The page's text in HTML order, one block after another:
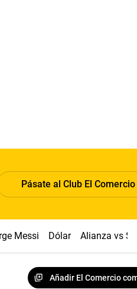
Pásate al Club El Comercio
Messi Dólar Alianza vs
Añadir El Comercio